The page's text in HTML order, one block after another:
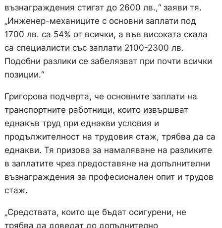
възнаграждения стигат до 2600 лв.,“ заяви тя.
„Инженер-механиците с основни заплати под
1700 лв. са 54% от всички, а във високата скала
са специалисти със заплати 2100-2300 лв.
Подобни разлики се забелязват при почти всички
позиции.“
Григорова подчерта, че основните заплати на
транспортните работници, които извършват
еднакъв труд при еднакви условия и
продължителност на трудовия стаж, трябва да са
еднакви. Тя призова за намаляване на разликите
в заплатите чрез предоставяне на допълнителни
възнаграждения за професионален опит и трудов
стаж.
„Средствата, които ще бъдат осигурени, не
трябва да доведат до допълнително